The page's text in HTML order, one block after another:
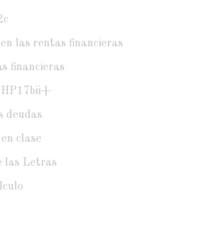
las rentas financieras
financieras
deudas
clase
las Letras